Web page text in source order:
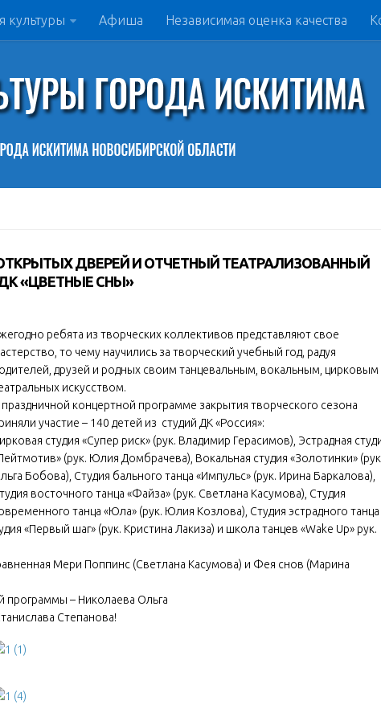
культуры Афиша Независимая оценка качества
ДВЕРЕЙ И ОТЧЕТНЫЙ ТЕАТРАЛИЗОВАННЫЙ
«ЦВЕТНЫЕ СНЫ»
ребята из творческих коллективов представляют свое
то чему научились за творческий учебный год, радуя
друзей и родных своим танцевальным, вокальным, цирковым
искусством.
праздничной концертной программе закрытия творческого сезона
участие – 140 детей из студий ДК «Россия»:
студия «Супер риск» (рук. Владимир Герасимов), Эстрадная
(рук. Юлия Домбрачева), Вокальная студия «Золотинки»
Бобова), Студия бального танца «Импульс» (рук. Ирина Баркалова),
восточного танца «Файза» (рук. Светлана Касумова), Студия
танца «Юла» (рук. Юлия Козлова), Студия эстрадного танца
«Первый шаг» (рук. Кристина Лакиза) и школа танцев «Wake Up» рук.
Мери Поппинс (Светлана Касумова) и Фея снов (Марина
программы – Николаева Ольга
Степанова!